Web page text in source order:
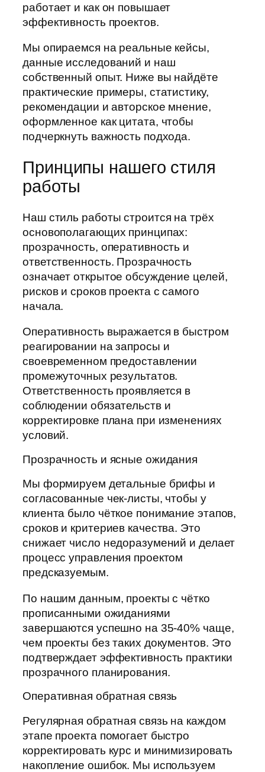
работает и как он повышает
эффективность проектов.
Мы опираемся на реальные кейсы,
данные исследований и наш
собственный опыт. Ниже вы найдёте
практические примеры, статистику,
рекомендации и авторское мнение,
оформленное как цитата, чтобы
подчеркнуть важность подхода.
Принципы нашего стиля
работы
Наш стиль работы строится на трёх
основополагающих принципах:
прозрачность, оперативность и
ответственность. Прозрачность
означает открытое обсуждение целей,
рисков и сроков проекта с самого
начала.
Оперативность выражается в быстром
реагировании на запросы и
своевременном предоставлении
промежуточных результатов.
Ответственность проявляется в
соблюдении обязательств и
корректировке плана при изменениях
условий.
Прозрачность и ясные ожидания
Мы формируем детальные брифы и
согласованные чек-листы, чтобы у
клиента было чёткое понимание этапов,
сроков и критериев качества. Это
снижает число недоразумений и делает
процесс управления проектом
предсказуемым.
По нашим данным, проекты с чётко
прописанными ожиданиями
завершаются успешно на 35-40% чаще,
чем проекты без таких документов. Это
подтверждает эффективность практики
прозрачного планирования.
Оперативная обратная связь
Регулярная обратная связь на каждом
этапе проекта помогает быстро
корректировать курс и минимизировать
накопление ошибок. Мы используем